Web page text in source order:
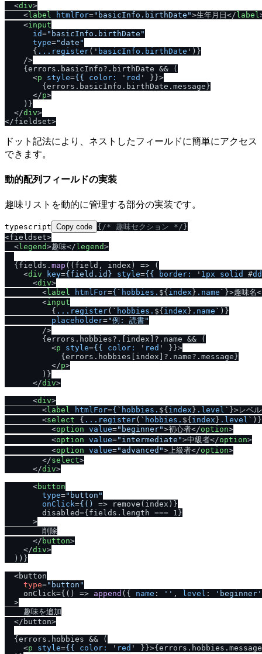
<div>
<label htmlFor="basicInfo.birthDate">生年月日 </ label
<input
id="basicInfo.birthDate"
type="date"
      {
...register(' basicInfo.birthDate ')}
    />
    {errors.basicInfo?.birthDate && (
<p style={{ color: ' red ' }}>
        {errors.basicInfo.birthDate.message}
</p>
    )}
</div>
ドット記法により、ネストしたフィールドに簡単にアクセス
できます。
動的配列フィールドの実装
趣味リストを動的に管理する部分の実装です。
typescript Copy code { /* 趣味セクション */ }
<fieldset>
<legend>趣味</ legend>
  {fields.
map ( ( field, index ) => (
<div key={field.id} style={{ border: ' 1px solid #
<div>
<label htmlFor={ ` hobbies. ${ index } .name `}>趣味名
<input
          {
...register(` hobbies. ${ index } .name `)}
placeholder="例: 読書"
        />
        {errors.hobbies?.[index]?.name && (
<p style={{ color: ' red ' }}>
            {errors.hobbies[index]?.name?.message}
</p>
        )}
</div>
<div>
<label htmlFor={ ` hobbies. ${ index } .level `}>レベル
<select { ...register(` hobbies. ${ index } .level
<option value="beginner">初心者</option>
<option value="intermediate">中級者</option>
<option value="advanced">上級者</option>
</select>
</div>
<button
type="button"
onClick={() => remove(index)}
        disabled={fields.length === 1}
      >
        削除
</ button>
</div>
  ))}
  <button
type="button"
    onClick={
() => append ({ name : '' , level :
'beginner'
  >
    趣味を追加
  </button>
  {errors.
hobbies && (
<p style={{ color: ' red ' }}>